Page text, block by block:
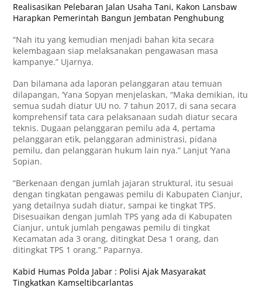
Realisasikan Pelebaran Jalan Usaha Tani, Kakon Lansbaw
Harapkan Pemerintah Bangun Jembatan Penghubung
“Nah itu yang kemudian menjadi bahan kita secara
kelembagaan siap melaksanakan pengawasan masa
kampanye.” Ujarnya.
Dan bilamana ada laporan pelanggaran atau temuan
dilapangan, ‘Yana Sopyan menjelaskan, “Maka demikian, itu
semua sudah diatur UU no. 7 tahun 2017, di sana secara
komprehensif tata cara pelaksanaan sudah diatur secara
teknis. Dugaan pelanggaran pemilu ada 4, pertama
pelanggaran etik, pelanggaran administrasi, pidana
pemilu, dan pelanggaran hukum lain nya.” Lanjut ‘Yana
Sopian.
“Berkenaan dengan jumlah jajaran struktural, itu sesuai
dengan tingkatan pengawas pemilu di Kabupaten Cianjur,
yang detailnya sudah diatur, sampai ke tingkat TPS.
Disesuaikan dengan jumlah TPS yang ada di Kabupaten
Cianjur, untuk jumlah pengawas pemilu di tingkat
Kecamatan ada 3 orang, ditingkat Desa 1 orang, dan
ditingkat TPS 1 orang.” Paparnya.
Kabid Humas Polda Jabar : Polisi Ajak Masyarakat
Tingkatkan Kamseltibcarlantas